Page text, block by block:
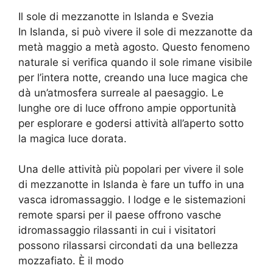
Il sole di mezzanotte in Islanda e Svezia
In Islanda, si può vivere il sole di mezzanotte da
metà maggio a metà agosto. Questo fenomeno
naturale si verifica quando il sole rimane visibile
per l’intera notte, creando una luce magica che
dà un’atmosfera surreale al paesaggio. Le
lunghe ore di luce offrono ampie opportunità
per esplorare e godersi attività all’aperto sotto
la magica luce dorata.
Una delle attività più popolari per vivere il sole
di mezzanotte in Islanda è fare un tuffo in una
vasca idromassaggio. I lodge e le sistemazioni
remote sparsi per il paese offrono vasche
idromassaggio rilassanti in cui i visitatori
possono rilassarsi circondati da una bellezza
mozzafiato. È il modo